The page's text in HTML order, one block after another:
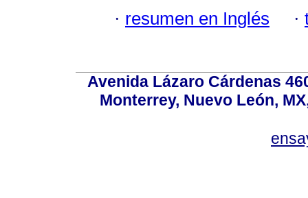
· resumen en Inglés ·
Avenida Lázaro Cárdenas
Monterrey, Nuevo León,